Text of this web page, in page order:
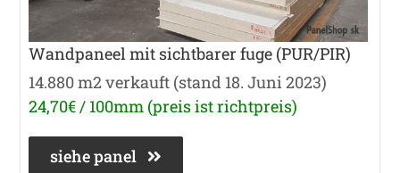
Wandpaneel mit sichtbarer fuge (PUR/PIR)
14.880 m2 verkauft (stand 18. Juni 2023)
24,70€ / 100mm (preis ist richtpreis)
siehe panel